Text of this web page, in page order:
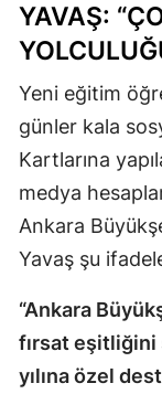
YAVAŞ:
Yeni eğitim
günler kala
Kartlarına
medya
Ankara
Yavaş şu
“Ankara
fırsat
yılına özel